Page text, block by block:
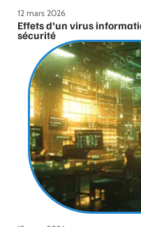
12 mars 2026
Effets d’un virus
sécurité